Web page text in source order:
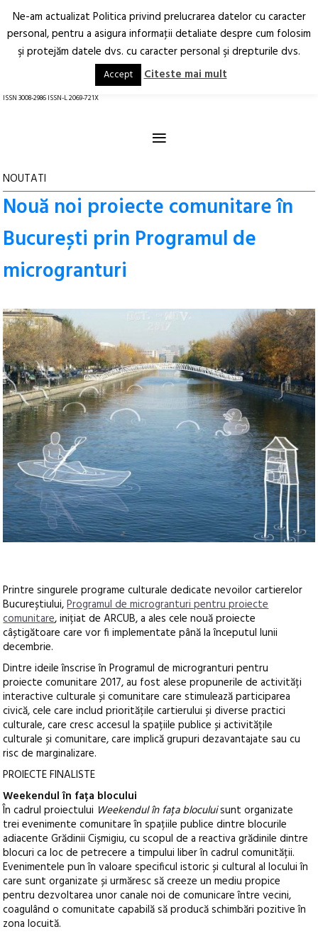
Arhitectură.
Oraș.
RO EN
ISSN 3008-2986 ISSN-L 2069-721X
≡
NOUTATI
Nouă noi proiecte comunitare în
București prin Programul de
microgranturi
Printre singurele programe culturale dedicate nevoilor cartierelor
Bucureștiului,Programul de microgranturi pentru proiecte
comunitare, inițiat de ARCUB, a ales cele nouă proiecte
câștigătoare care vor fi implementate până la începutul lunii
decembrie.
Dintre ideile înscrise în Programul de microgranturi pentru
proiecte comunitare 2017, au fost alese propunerile de activități
interactive culturale și comunitare care stimulează participarea
civică, cele care includ prioritățile cartierului și diverse practici
culturale, care cresc accesul la spațiile publice și activitățile
culturale și comunitare, care implică grupuri dezavantajate sau cu
risc de marginalizare.
PROIECTE FINALISTE
Weekendul în fața blocului
În cadrul proiectului Weekendul în fața bloculuisunt organizate
trei evenimente comunitare în spațiile publice dintre blocurile
adiacente Grădinii Cișmigiu, cu scopul de a reactiva grădinile dintre
blocuri ca loc de petrecere a timpului liber în cadrul comunității.
Evenimentele pun în valoare specificul istoric și cultural al locului în
care sunt organizate și urmăresc să creeze un mediu propice
pentru dezvoltarea unor canale noi de comunicare între vecini,
coagulând o comunitate capabilă să producă schimbări pozitive în
zona locuită.
Ne-am actualizat Politica privind prelucrarea datelor cu caracter
personal, pentru a asigura informaţii detaliate despre cum folosim
şi protejăm datele dvs. cu caracter personal şi drepturile dvs.
Accept Citeste mai mult